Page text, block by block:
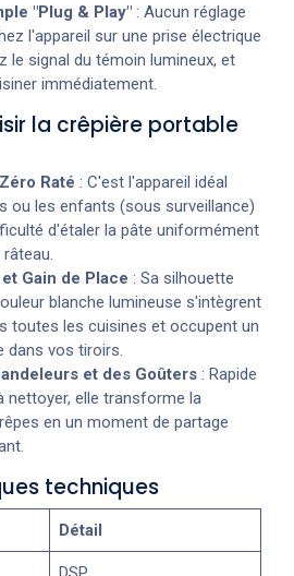
"Plug & Play" : Aucun réglage
l'appareil sur une prise électrique
le signal du témoin lumineux, et
immédiatement.
la crêpière portable
Raté : C'est l'appareil idéal
ou les enfants (sous surveillance)
d'étaler la pâte uniformément
Gain de Place : Sa silhouette
blanche lumineuse s'intègrent
toutes les cuisines et occupent un
dans vos tiroirs.
et des Goûters : Rapide
nettoyer, elle transforme la
en un moment de partage
techniques
Détail